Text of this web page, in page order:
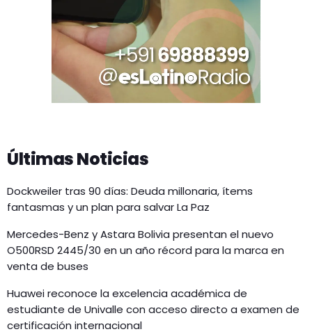
Últimas Noticias
Dockweiler tras 90 días: Deuda millonaria, ítems
fantasmas y un plan para salvar La Paz
Mercedes-Benz y Astara Bolivia presentan el nuevo
O500RSD 2445/30 en un año récord para la marca en
venta de buses
Huawei reconoce la excelencia académica de
estudiante de Univalle con acceso directo a examen de
certificación internacional